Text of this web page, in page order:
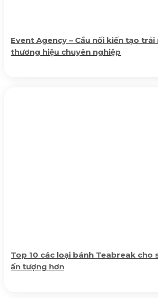
Event Agency – Cầu nối kiến tạo trải
thương hiệu chuyên nghiệp
Top 10 các loại bánh Teabreak cho
ấn tượng hơn